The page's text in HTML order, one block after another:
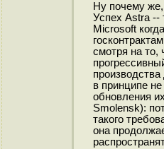
Ну почему
Успех Astra --
Microsoft
смотря на то,
производства
в принципе
обновления
Smolensk):
такого
она